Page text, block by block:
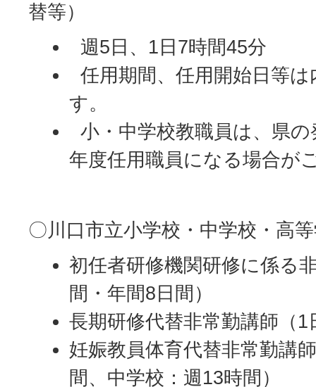
替等）
週5日、1日7時間45分
任用期間、任用開始日等
す。
小・中学校教職員は、県
年度任用職員になる場合が
〇川口市立小学校・中学校・高
初任者研修機関研修に係る
間・年間8日間）
長期研修代替非常勤講師（
妊娠教員体育代替非常勤講
間、中学校：週13時間）